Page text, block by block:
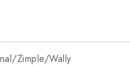
Zimple/Wally